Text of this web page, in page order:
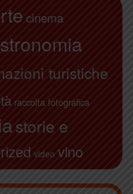
cinema
turistiche
raccolta fotografica
storie e
video vino